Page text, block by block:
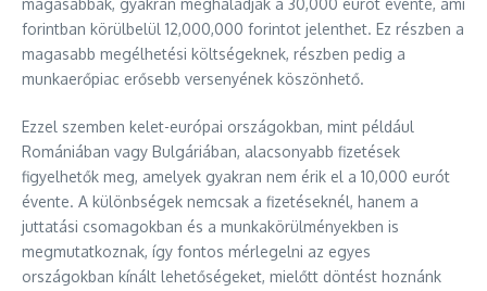
magasabbak, gyakran meghaladják a 30,000 eurót évente, ami
forintban körülbelül 12,000,000 forintot jelenthet. Ez részben a
magasabb megélhetési költségeknek, részben pedig a
munkaerőpiac erősebb versenyének köszönhető.
Ezzel szemben kelet-európai országokban, mint például
Romániában vagy Bulgáriában, alacsonyabb fizetések
figyelhetők meg, amelyek gyakran nem érik el a 10,000 eurót
évente. A különbségek nemcsak a fizetéseknél, hanem a
juttatási csomagokban és a munkakörülményekben is
megmutatkoznak, így fontos mérlegelni az egyes
országokban kínált lehetőségeket, mielőtt döntést hoznánk